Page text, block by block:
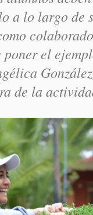
a lo largo de
poner el
de la